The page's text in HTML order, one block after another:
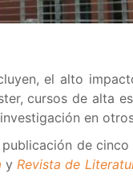
el alto
cursos de alta
en
de
yRevista de